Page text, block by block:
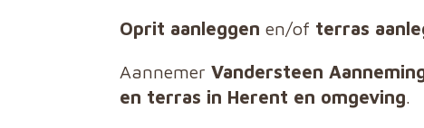
Oprit aanleggen en/of terras
Aannemer Vandersteen
en terras in Herent en omgeving